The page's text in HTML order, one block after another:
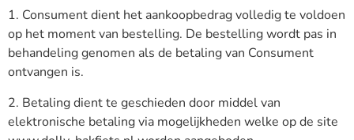
1. Consument dient het aankoopbedrag volledig te voldoen
op het moment van bestelling. De bestelling wordt pas in
behandeling genomen als de betaling van Consument
ontvangen is.
2. Betaling dient te geschieden door middel van
elektronische betaling via mogelijkheden welke op de site